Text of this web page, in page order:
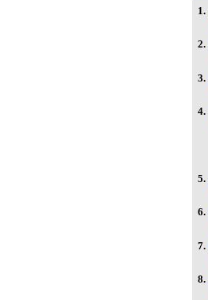
1.
2.
3.
4.
5.
6.
7.
8.